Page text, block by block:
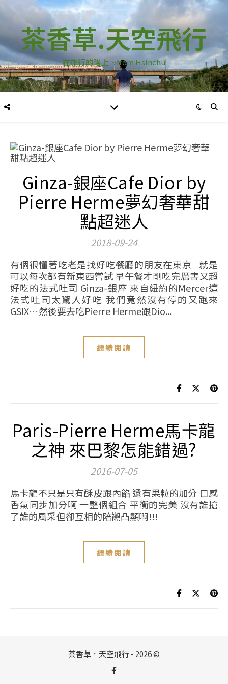
茶香草.天空飛行
在旅行的路上…from Hsinchu
Ginza-銀座Cafe Dior by
Pierre Herme夢幻奢華甜
點超迷人
2018-09-24
有個很懂著吃老是找好吃餐廳的朋友在東京 就是
可以每次都有新東西嘗試 早午餐才剛吃完厲害又超
好吃的法式吐司 Ginza-銀座 來自紐約的Mercer這
法式吐司太驚人好吃 我們竟然沒有停的又跑來
GSIX…然後要去吃Pierre Herme跟Dio...
繼續閱讀
Paris-Pierre Herme馬卡龍
之神 來巴黎怎能錯過?
2016-07-05
馬卡龍不只是只有酥皮跟內餡 還有果粒的加分 口感
香氣同步加分啊 一整個組合 平衡的完美 沒有誰搶
了誰的風采但卻互相的陪襯凸顯啊!!!
繼續閱讀
茶香草．天空飛行 - 2026 ©